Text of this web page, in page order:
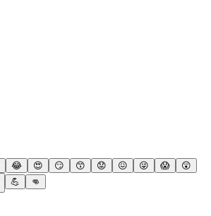
😂 😍 😏 😙 😟 😖 😜 😱
😲
💪 👊